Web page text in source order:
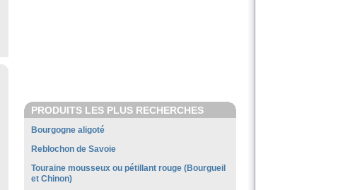
PRODUITS LES PLUS RECHERCHES
Bourgogne aligoté
Reblochon de Savoie
Touraine mousseux ou pétillant rouge (Bourgueil
et Chinon)